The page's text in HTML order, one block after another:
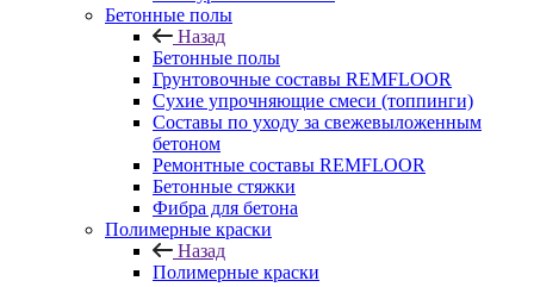
Бетонные полы
Назад
Бетонные полы
Грунтовочные составы REMFLOOR
Сухие упрочняющие смеси (топпинги)
Составы по уходу за свежевыложенным
бетоном
Ремонтные составы REMFLOOR
Бетонные стяжки
Фибра для бетона
Полимерные краски
Назад
Полимерные краски